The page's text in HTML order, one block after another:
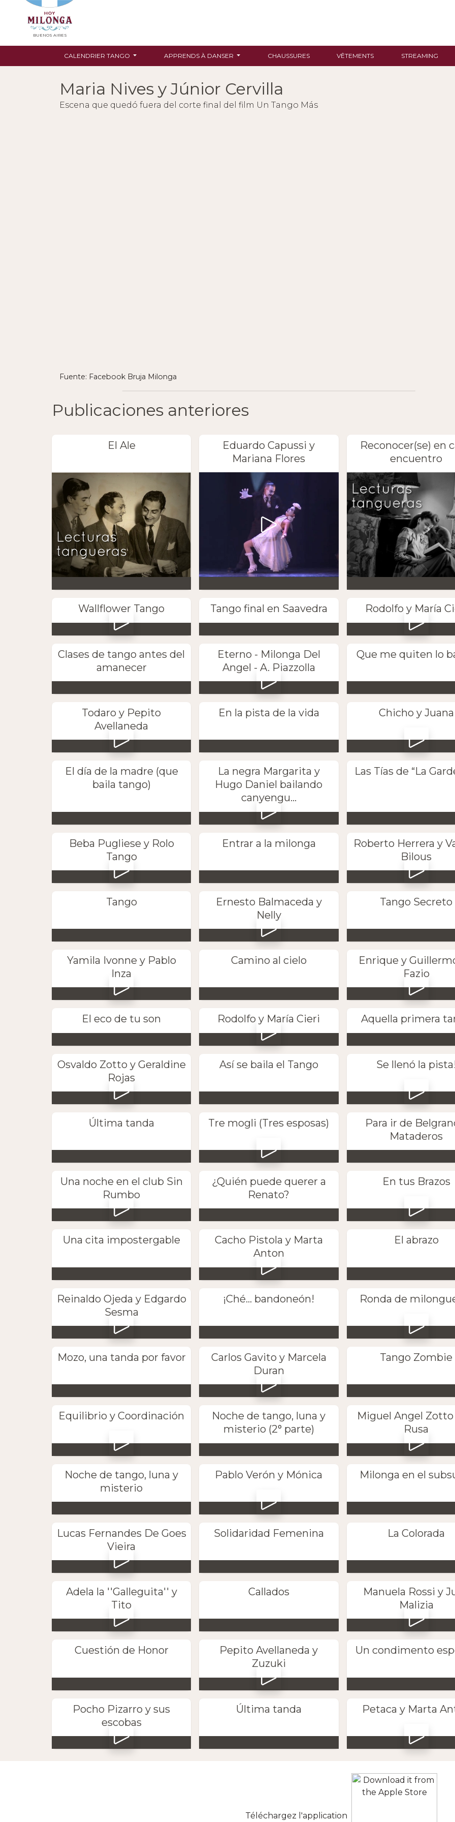
BUENOS AIRES
CALENDRIER TANGO APPRENDS À DANSER CHAUSSURES VÊTEMENTS STREAMING
Maria Nives y Júnior Cervilla
Escena que quedó fuera del corte final del film Un Tango Más
Fuente: Facebook Bruja Milonga
Publicaciones anteriores
El Ale
Eduardo Capussi y
Mariana Flores
Reconocer(se) en
encuentro
Wallflower Tango Tango final en Saavedra Rodolfo y María
Clases de tango antes del
amanecer
Eterno - Milonga Del
Angel - A. Piazzolla
Que me quiten lo
Todaro y Pepito
Avellaneda
En la pista de la vida Chicho y Juana
El día de la madre (que
baila tango)
La negra Margarita y
Hugo Daniel bailando
canyengu...
Las Tías de “La
Beba Pugliese y Rolo
Tango
Entrar a la milonga
Roberto Herrera y
Bilous
Tango
Ernesto Balmaceda y
Nelly
Tango Secreto
Yamila Ivonne y Pablo
Inza
Camino al cielo
Enrique y
Fazio
El eco de tu son Rodolfo y María Cieri Aquella primera
Osvaldo Zotto y Geraldine
Rojas
Así se baila el Tango Se llenó la
Última tanda Tre mogli (Tres esposas)
Para ir de
Mataderos
Una noche en el club Sin
Rumbo
¿Quién puede querer a
Renato?
En tus Brazos
Una cita impostergable
Cacho Pistola y Marta
Anton
El abrazo
Reinaldo Ojeda y Edgardo
Sesma
¡Ché... bandoneón! Ronda de
Mozo, una tanda por favor
Carlos Gavito y Marcela
Duran
Tango Zombie
Equilibrio y Coordinación
Noche de tango, luna y
misterio (2° parte)
Miguel Angel Zotto
Rusa
Noche de tango, luna y
misterio
Pablo Verón y Mónica Milonga en el
Lucas Fernandes De Goes
Vieira
Solidaridad Femenina La Colorada
Adela la ''Galleguita'' y
Tito
Callados
Manuela Rossi y
Malizia
Cuestión de Honor
Pepito Avellaneda y
Zuzuki
Un condimento
Pocho Pizarro y sus
escobas
Última tanda Petaca y Marta
Téléchargez l'application